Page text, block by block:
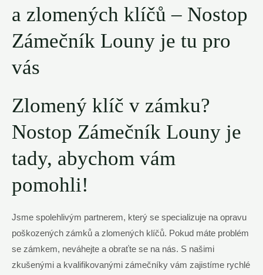
a zlomených klíčů – Nostop
Zámečník Louny je tu pro
vás
Zlomený klíč v zámku?
Nostop Zámečník Louny je
tady, abychom vám
pomohli!
Jsme spolehlivým partnerem, který se specializuje na opravu
poškozených zámků a zlomených klíčů. Pokud máte problém
se zámkem, neváhejte a obraťte se na nás. S našimi
zkušenými a kvalifikovanými zámečníky vám zajistíme rychlé